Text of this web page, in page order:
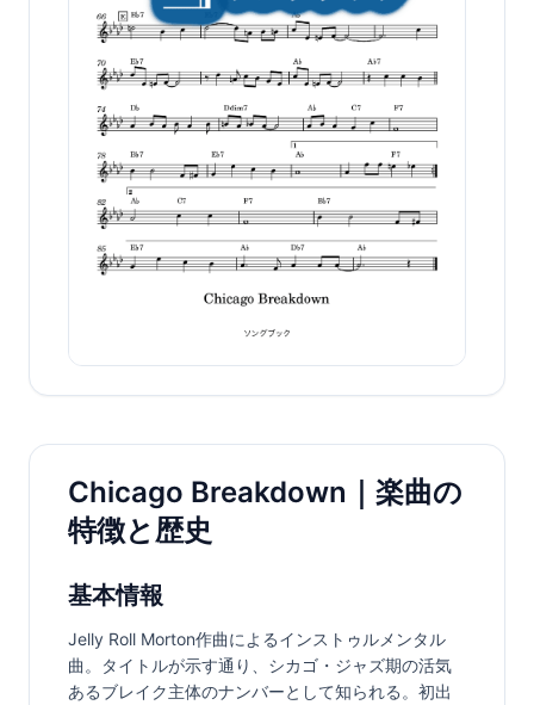
Chicago Breakdown｜楽曲の
特徴と歴史
基本情報
Jelly Roll Morton作曲によるインストゥルメンタル
曲。タイトルが示す通り、シカゴ・ジャズ期の活気
あるブレイク主体のナンバーとして知られる。初出